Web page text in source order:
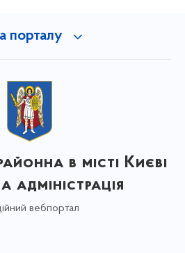
порталу
в місті Києві
адміністрація
вебпортал